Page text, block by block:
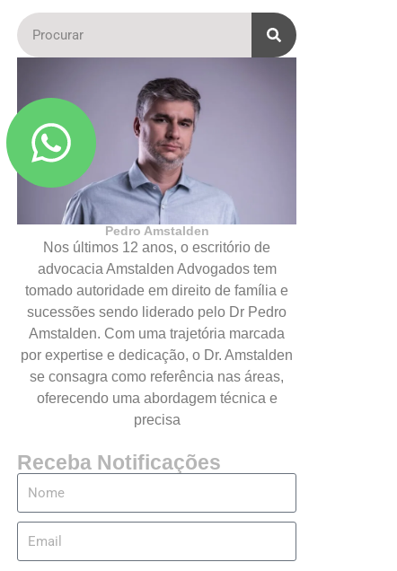
Pedro Amstalden
Nos últimos 12 anos, o escritório de
advocacia Amstalden Advogados tem
tomado autoridade em direito de família e
sucessões sendo liderado pelo Dr Pedro
Amstalden. Com uma trajetória marcada
por expertise e dedicação, o Dr. Amstalden
se consagra como referência nas áreas,
oferecendo uma abordagem técnica e
precisa
Receba Notificações